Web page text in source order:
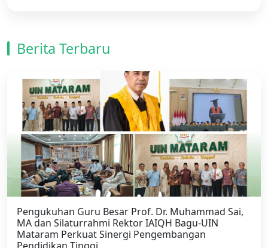
Berita Terbaru
Pengukuhan Guru Besar Prof. Dr. Muhammad Sai,
MA dan Silaturrahmi Rektor IAIQH Bagu-UIN
Mataram Perkuat Sinergi Pengembangan